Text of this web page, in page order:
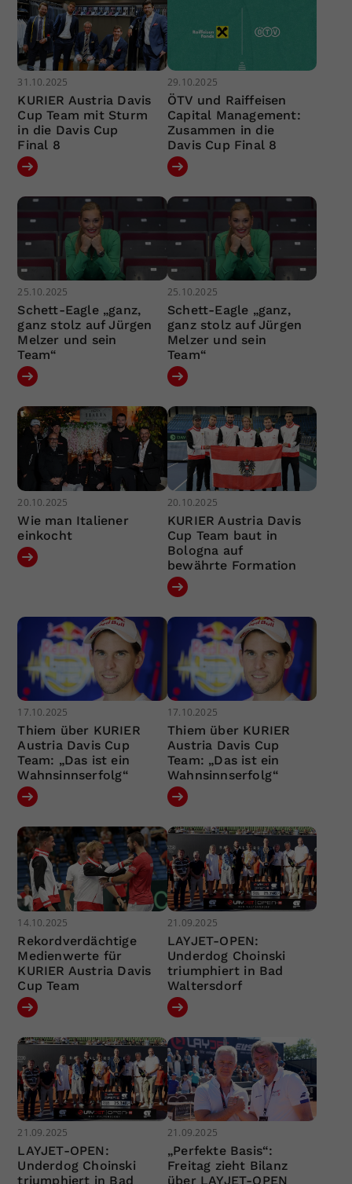
31.10.2025
KURIER Austria Davis
Cup Team mit Sturm
in die Davis Cup
Final 8
29.10.2025
ÖTV und Raiffeisen
Capital Management:
Zusammen in die
Davis Cup Final 8
25.10.2025
Schett-Eagle „ganz,
ganz stolz auf Jürgen
Melzer und sein
Team“
25.10.2025
Schett-Eagle „ganz,
ganz stolz auf Jürgen
Melzer und sein
Team“
20.10.2025
Wie man Italiener
einkocht
20.10.2025
KURIER Austria Davis
Cup Team baut in
Bologna auf
bewährte Formation
17.10.2025
Thiem über KURIER
Austria Davis Cup
Team: „Das ist ein
Wahnsinnserfolg“
17.10.2025
Thiem über KURIER
Austria Davis Cup
Team: „Das ist ein
Wahnsinnserfolg“
14.10.2025
Rekordverdächtige
Medienwerte für
KURIER Austria Davis
Cup Team
21.09.2025
LAYJET-OPEN:
Underdog Choinski
triumphiert in Bad
Waltersdorf
21.09.2025
LAYJET-OPEN:
Underdog Choinski
triumphiert in Bad
21.09.2025
„Perfekte Basis“:
Freitag zieht Bilanz
über LAYJET-OPEN